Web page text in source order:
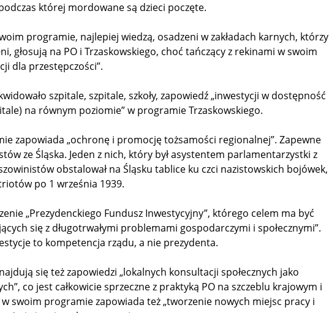
której mordowane są dzieci poczęte.
programie, najlepiej wiedzą, osadzeni w zakładach karnych, którzy
głosują na PO i Trzaskowskiego, choć tańczący z rekinami w swoim
dla przestępczości”.
szpitale, szpitale, szkoły, zapowiedź „inwestycji w dostępność
na równym poziomie” w programie Trzaskowskiego.
zapowiada „ochronę i promocję tożsamości regionalnej”. Zapewne
ze Śląska. Jeden z nich, który był asystentem parlamentarzystki z
obstalował na Śląsku tablice ku czci nazistowskich bojówek,
po 1 września 1939.
„Prezydenckiego Fundusz Inwestycyjny”, którego celem ma być
się z długotrwałymi problemami gospodarczymi i społecznymi”.
to kompetencja rządu, a nie prezydenta.
się też zapowiedzi „lokalnych konsultacji społecznych jako
co jest całkowicie sprzeczne z praktyką PO na szczeblu krajowym i
swoim programie zapowiada też „tworzenie nowych miejsc pracy i